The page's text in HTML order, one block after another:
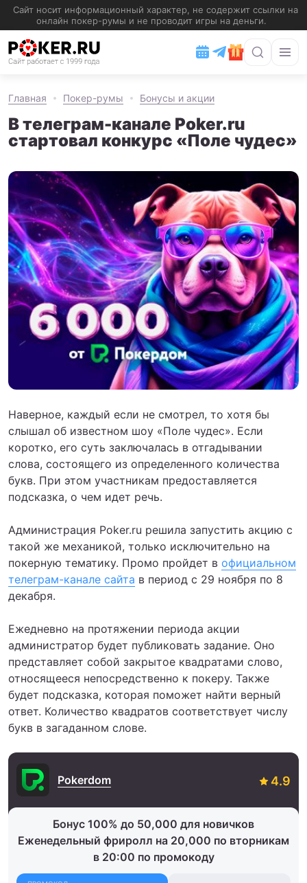
Главная Покер-румы Бонусы и акции
В телеграм-канале Poker.ru
стартовал конкурс «Поле чудес»
Наверное, каждый если не смотрел, то хотя бы
слышал об известном шоу «Поле чудес». Если
коротко, его суть заключалась в отгадывании
слова, состоящего из определенного количества
букв. При этом участникам предоставляется
подсказка, о чем идет речь.
Администрация Poker.ru решила запустить акцию с
такой же механикой, только исключительно на
покерную тематику. Промо пройдет в официальном
телеграм-канале сайта в период с 29 ноября по 8
декабря.
Ежедневно на протяжении периода акции
администратор будет публиковать задание. Оно
представляет собой закрытое квадратами слово,
относящееся непосредственно к покеру. Также
будет подсказка, которая поможет найти верный
ответ. Количество квадратов соответствует числу
букв в загаданном слове.
Pokerdom
Бонус 100% до 50,000 для новичков
Еженедельный фриролл на 20,000 по вторникам
в 20:00 по промокоду